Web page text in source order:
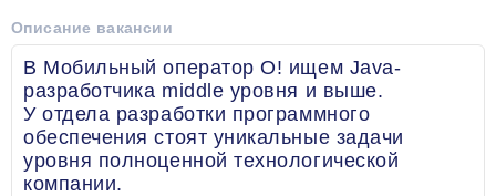
Описание вакансии
В Мобильный оператор О! ищем Java-
разработчика middle уровня и выше.
У отдела разработки программного
обеспечения стоят уникальные задачи
уровня полноценной технологической
компании.